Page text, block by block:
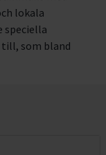
lokala
speciella
till, som bland